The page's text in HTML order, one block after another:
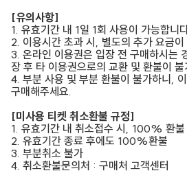
[유의사항]
1. 유효기간 내 1일 1회 사용이 가능합니
2. 이용시간 초과 시, 별도의 추가 요금이
3. 온라인 이용권은 입장 전 구매하시는
장 후 타 이용권으로의 교환 및 환불이 불
4. 부분 사용 및 부분 환불이 불가하니,
구매해주세요.
[미사용 티켓 취소환불 규정]
1. 유효기간 내 취소접수 시, 100% 환불
2. 유효기간 종료 후에도 100%환불
3. 부분취소 불가
4. 취소환불문의처 : 구매처 고객센터